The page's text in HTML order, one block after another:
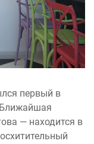
первый в
Ближайшая
— находится в